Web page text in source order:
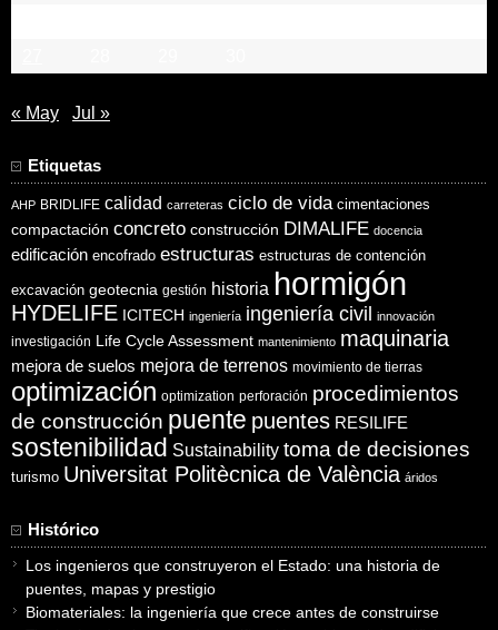
« May Jul »
Etiquetas
AHP BRIDLIFE calidad carreteras ciclo de vida cimentaciones
compactación concreto construcción DIMALIFE docencia
edificación encofrado estructuras estructuras de contención
excavación geotecnia gestión historia hormigón
HYDELIFE ICITECH ingeniería ingeniería civil innovación
investigación Life Cycle Assessment mantenimiento maquinaria
mejora de suelos mejora de terrenos movimiento de tierras
optimización optimization perforación procedimientos
de construcción puente puentes RESILIFE
sostenibilidad Sustainability toma de decisiones
turismo Universitat Politècnica de València áridos
Histórico
Los ingenieros que construyeron el Estado: una historia de
puentes, mapas y prestigio
Biomateriales: la ingeniería que crece antes de construirse